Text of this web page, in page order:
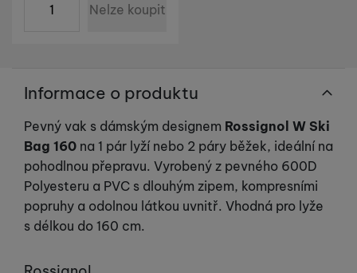
Nelze koupit
Informace o produktu
Pevný vak s dámským designem Rossignol W Ski
Bag 160 na 1 pár lyží nebo 2 páry běžek, ideální na
pohodlnou přepravu. Vyrobený z pevného 600D
Polyesteru a PVC s dlouhým zipem, kompresními
popruhy a odolnou látkou uvnitř. Vhodná pro lyže
s délkou do 160 cm.